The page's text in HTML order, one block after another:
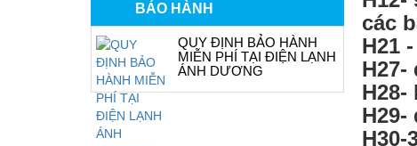
BẢO HÀNH
QUY ĐỊNH BẢO HÀNH
MIỄN PHÍ TẠI ĐIỆN LẠNH
ÁNH DƯƠNG
các
H21
H27-